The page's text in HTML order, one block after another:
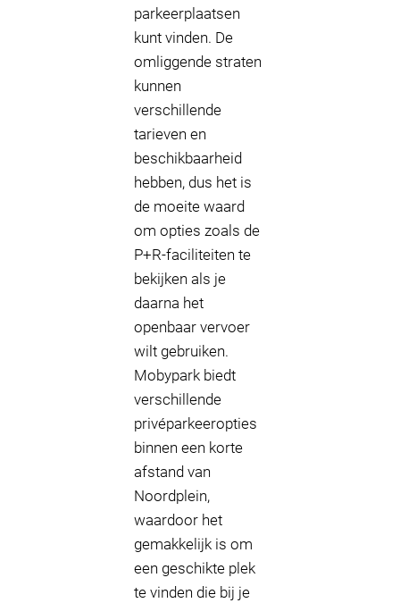
parkeerplaatsen
kunt vinden. De
omliggende straten
kunnen
verschillende
tarieven en
beschikbaarheid
hebben, dus het is
de moeite waard
om opties zoals de
P+R-faciliteiten te
bekijken als je
daarna het
openbaar vervoer
wilt gebruiken.
Mobypark biedt
verschillende
privéparkeeropties
binnen een korte
afstand van
Noordplein,
waardoor het
gemakkelijk is om
een geschikte plek
te vinden die bij je